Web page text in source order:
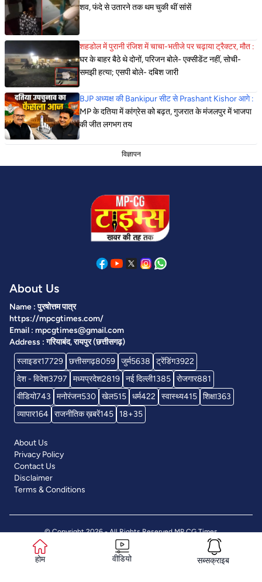
होम वीडियो सब्सक्राइब
शव, फंदे से उतारने तक थम चुकी थीं सांसें
शहडोल में पुरानी रंजिश में चाचा-भतीजे पर चढ़ाया ट्रैक्टर, मौत :
घर के बाहर बैठे थे दोनों, परिजन बोले- एक्सीडेंट नहीं, सोची-
समझी हत्या; एसपी बोले- दबिश जारी
BJP अध्यक्ष की Bankipur सीट से Prashant Kishor आगे :
MP के दतिया में कांग्रेस को बढ़त, गुजरात के मंजलपुर में भाजपा
की जीत लगभग तय
विज्ञापन
About Us
Name : पुरषोत्तम पात्र
https://mpcgtimes.com/
Email : mpcgtimes@gmail.com
Address : गरियाबंद, रायपुर (छत्तीसगढ़)
स्लाइडर17729 छत्तीसगढ़8059 जुर्म5638 ट्रेंडिंग3922
देश - विदेश3797 मध्यप्रदेश2819 नई दिल्ली1385 रोजगार881
वीडियो743 मनोरंजन530 खेल515 धर्म422 स्वास्थ्य415 शिक्षा363
व्यापार164 राजनीतिक ख़बरें145 18+35
About Us
Privacy Policy
Contact Us
Disclaimer
Terms & Conditions
© Copyright 2026 - All Rights ReservedMP CG Times